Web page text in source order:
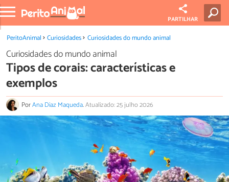
PARTILHAR
PeritoAnimal Curiosidades Curiosidades do mundo animal
Curiosidades do mundo animal
Tipos de corais: características e
exemplos
PorAna Diaz Maqueda.Atualizado: 25 julho 2026